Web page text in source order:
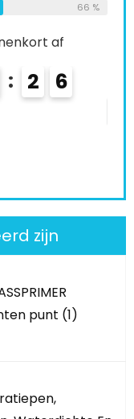
66 %
af
2 5
zijn
punt (1)